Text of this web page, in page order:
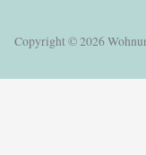
Copyright © 2026